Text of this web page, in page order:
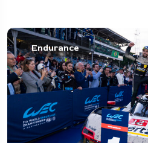
Endurance